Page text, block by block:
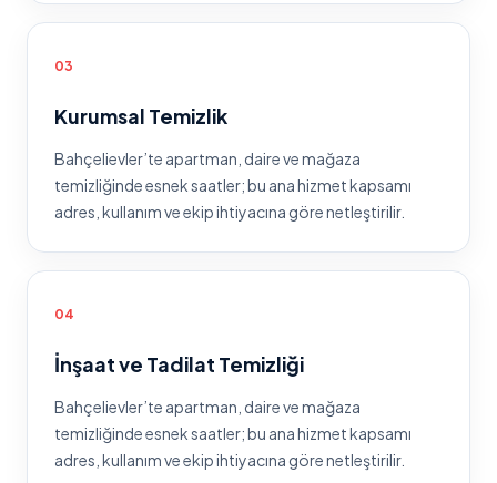
03
Kurumsal Temizlik
Bahçelievler’te apartman, daire ve mağaza
temizliğinde esnek saatler; bu ana hizmet kapsamı
adres, kullanım ve ekip ihtiyacına göre netleştirilir.
04
İnşaat ve Tadilat Temizliği
Bahçelievler’te apartman, daire ve mağaza
temizliğinde esnek saatler; bu ana hizmet kapsamı
adres, kullanım ve ekip ihtiyacına göre netleştirilir.